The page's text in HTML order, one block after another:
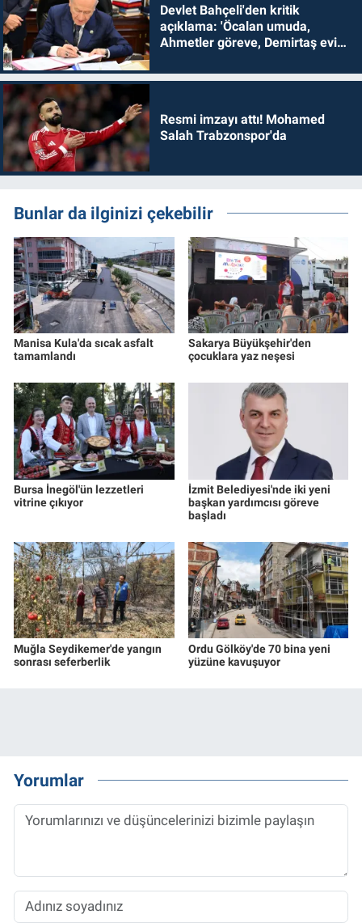
Devlet Bahçeli'den kritik
açıklama: 'Öcalan umuda,
Ahmetler göreve, Demirtaş evine
Resmi imzayı attı! Mohamed
Salah Trabzonspor'da
Bunlar da ilginizi çekebilir
Manisa Kula'da sıcak asfalt
tamamlandı
Sakarya Büyükşehir'den
çocuklara yaz neşesi
Bursa İnegöl'ün lezzetleri
vitrine çıkıyor
İzmit Belediyesi'nde iki yeni
başkan yardımcısı göreve
başladı
Muğla Seydikemer'de yangın
sonrası seferberlik
Ordu Gölköy'de 70 bina yeni
yüzüne kavuşuyor
Yorumlar